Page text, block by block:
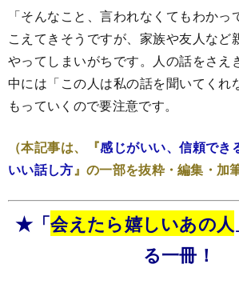
「そんなこと、言われなくてもわか
こえてきそうですが、家族や友人など
やってしまいがちです。人の話をさえ
中には「この人は私の話を聞いてくれ
もっていくので要注意です。
（本記事は、『感じがいい、信頼で
いい話し方』の一部を抜粋・編集・加
★「会えたら嬉しいあの人
る一冊！